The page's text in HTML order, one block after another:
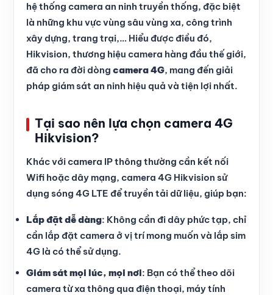
hệ thống camera an ninh truyền thống, đặc biệt
là những khu vực vùng sâu vùng xa, công trình
xây dựng, trang trại,… Hiểu được điều đó,
Hikvision, thương hiệu camera hàng đầu thế giới,
đã cho ra đời dòng camera 4G, mang đến giải
pháp giám sát an ninh hiệu quả và tiện lợi nhất.
Tại sao nên lựa chọn camera 4G
Hikvision?
Khác với camera IP thông thường cần kết nối
Wifi hoặc dây mạng, camera 4G Hikvision sử
dụng sóng 4G LTE để truyền tải dữ liệu, giúp bạn:
Lắp đặt dễ dàng: Không cần đi dây phức tạp, chỉ
cần lắp đặt camera ở vị trí mong muốn và lắp sim
4G là có thể sử dụng.
Giám sát mọi lúc, mọi nơi: Bạn có thể theo dõi
camera từ xa thông qua điện thoại, máy tính